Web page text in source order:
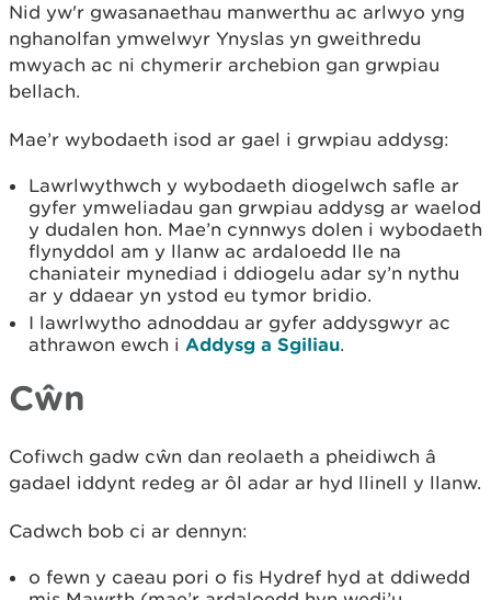
Nid yw'r gwasanaethau manwerthu ac arlwyo yng
nghanolfan ymwelwyr Ynyslas yn gweithredu
mwyach ac ni chymerir archebion gan grwpiau
bellach.
Mae’r wybodaeth isod ar gael i grwpiau addysg:
Lawrlwythwch y wybodaeth diogelwch safle ar
gyfer ymweliadau gan grwpiau addysg ar waelod
y dudalen hon. Mae’n cynnwys dolen i wybodaeth
flynyddol am y llanw ac ardaloedd lle na
chaniateir mynediad i ddiogelu adar sy’n nythu
ar y ddaear yn ystod eu tymor bridio.
I lawrlwytho adnoddau ar gyfer addysgwyr ac
athrawon ewch i Addysg a Sgiliau.
Cŵn
Cofiwch gadw cŵn dan reolaeth a pheidiwch â
gadael iddynt redeg ar ôl adar ar hyd llinell y llanw.
Cadwch bob ci ar dennyn:
o fewn y caeau pori o fis Hydref hyd at ddiwedd